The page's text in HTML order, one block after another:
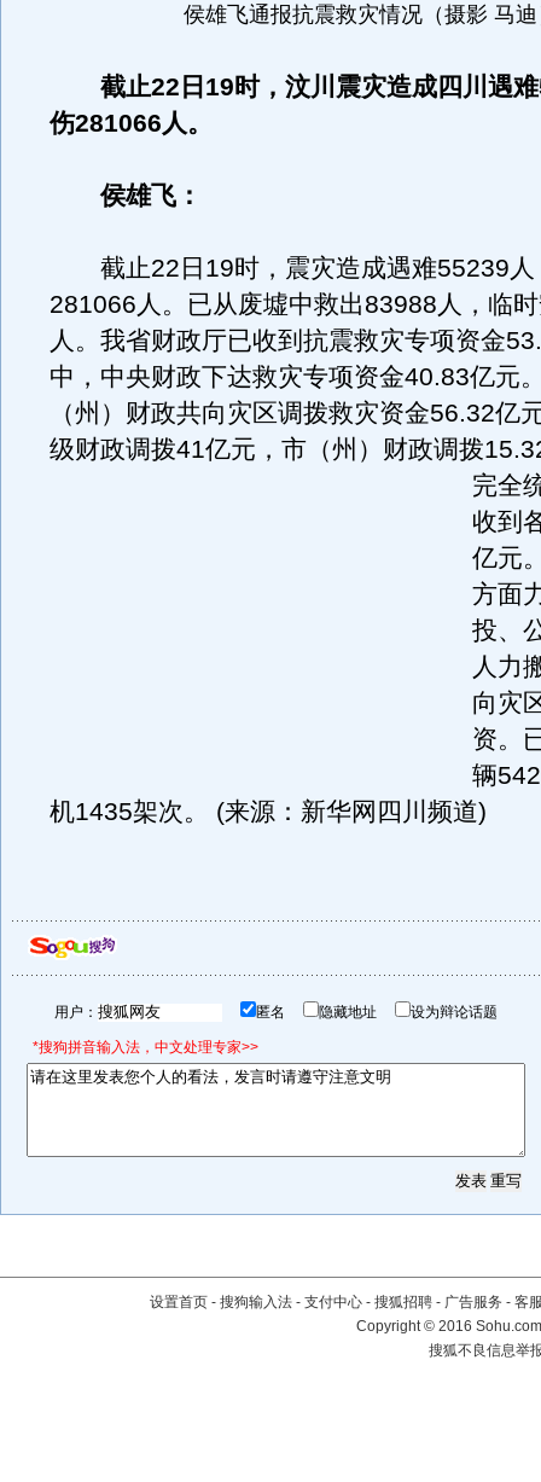
侯雄飞通报抗震救灾情况（摄影 马
截止22日19时，汶川震灾造成四川遇
伤281066人。
侯雄飞：
截止22日19时，震灾造成遇难55239人
281066人。已从废墟中救出83988人，临
人。我省财政厅已收到抗震救灾专项资金
中，中央财政下达救灾专项资金40.83亿元
（州）财政共向灾区调拨救灾资金56.32亿
级财政调拨41亿元，市（州）财政调拨
完全
收到
亿元
方面
投、
人力
向灾
资。
辆
机1435架次。 (来源：新华网四川频道)
用户： 匿名 隐藏地址 设为辩论话题
*搜狗拼音输入法，中文处理专家>>
设置首页 - 搜狗输入法 - 支付中心 - 搜狐招聘 - 广告服务 - 客
Copyright©2016
搜狐不良信息举